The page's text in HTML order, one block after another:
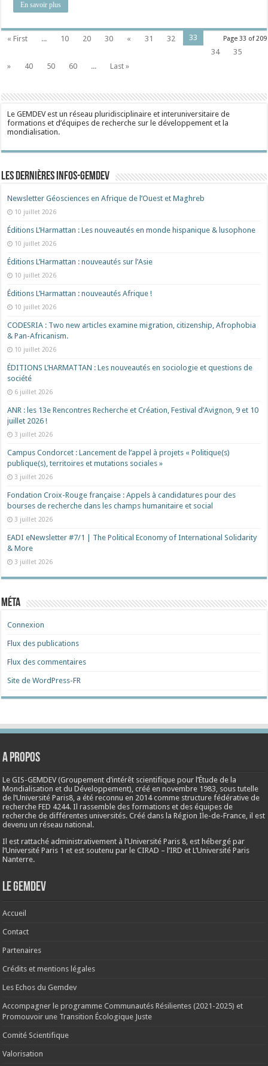
En savoir plus
Page 33 of 209
« First ... 10 20 30 « 31 32
33
34
35
»
40 50 60 ... Last »
Le GEMDEV est un réseau pluridisciplinaire et interuniversitaire de
formations et d’équipes de recherche sur le développement et la
mondialisation.
Les dernières Infos-Gemdev
Newsletter Géosciences en Afrique de l’Ouest et Maghreb
10 juillet 2026
Éditions L’Harmattan : Les nouveautés en monde hispanique & lusophone
10 juillet 2026
Éditions L’Harmattan : nouveautés sur l’Asie
10 juillet 2026
Éditions L’Harmattan : nouveautés Afrique !​
10 juillet 2026
CODESRIA : Two new articles examine migration, citizenship, Afrophobia
& Pan-Africanism.
10 juillet 2026
ÉDITIONS L’HARMATTAN : Les nouveautés en sociologie et questions de
société
6 juillet 2026
ANR : les 13e Rencontres Recherche et Création, Festival d’Avignon, 9 et 10
juillet 2026 !
3 juillet 2026
Campus Condorcet : Lancement de l’appel à projets « Politique(s)
publique(s), territoires et mutations sociales »
3 juillet 2026
Fondation Croix-Rouge française : Appels à candidatures pour des
bourses de recherche dans les champs humanitaire et social
3 juillet 2026
EADI eNewsletter #7/1 | The Political Economy of International Solidarity
& More
3 juillet 2026
Méta
Connexion
Flux des publications
Flux des commentaires
Site de WordPress-FR
A propos
Le GIS-GEMDEV (Groupement d’intérêt scientifique pour l’Étude de la
Mondialisation et du Développement), créé ennovembre 1983, sous tutelle
de l’Université Paris8, a été reconnu en 2014 comme structure fédérative de
recherche FED 4244. Il rassemble des formations et des équipes de
recherche de différentes universités. Créé dans la Région Ile-de-France, il est
devenu un réseau national.
Il est rattaché administrativement à l’Université Paris 8, est hébergé par
l’Université Paris 1 et est soutenu par le CIRAD – l’IRD et L’Université Paris
Nanterre.
Le Gemdev
Accueil
Contact
Partenaires
Crédits et mentions légales
Les Echos du Gemdev
Accompagner le programme Communautés Résilientes (2021-2025) et
Promouvoir une Transition Écologique Juste
Comité Scientifique
Valorisation